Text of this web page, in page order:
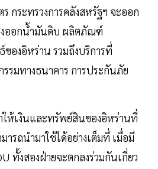
กระทรวงการคลังสหรัฐฯ จะออก
งออกน้ำมันดิบ ผลิตภัณฑ์
องอิหร่าน รวมถึงบริการที่
รมทางธนาคาร การประกันภัย
ให้เงินและทรัพย์สินของอิหร่านที่
ารถนำมาใช้ได้อย่างเต็มที่ เมื่อมี
ทั้งสองฝ่ายจะตกลงร่วมกันเกี่ยว